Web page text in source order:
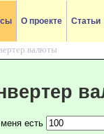
О проекте Статьи
валюты
есть